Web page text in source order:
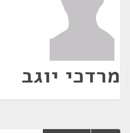
מרדכי יוגב